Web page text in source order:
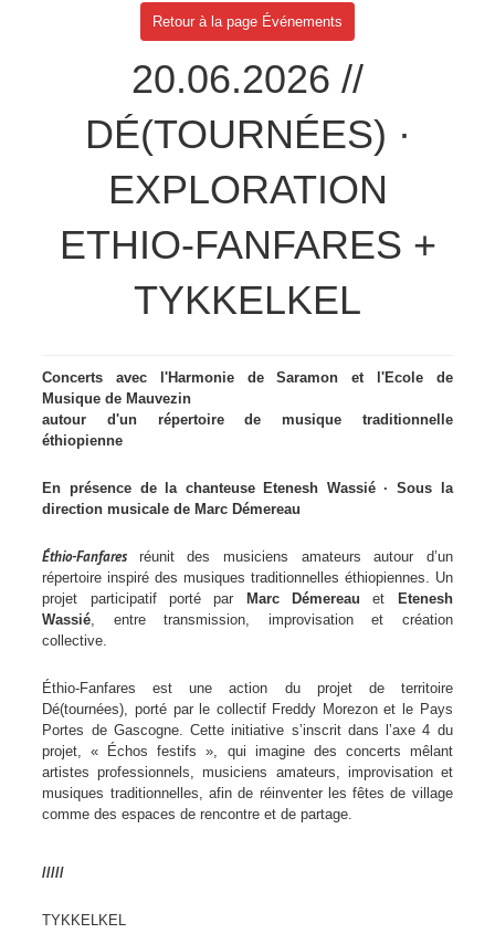
Retour à la page Événements
20.06.2026 //
DÉ(TOURNÉES) ·
EXPLORATION
ETHIO-FANFARES +
TYKKELKEL
Concerts avec l'Harmonie de Saramon et l'Ecole de
Musique de Mauvezin
autour d'un répertoire de musique traditionnelle
éthiopienne
En présence de la chanteuse Etenesh Wassié ·Sous la
direction musicale de Marc Démereau
Éthio-Fanfares réunit des musiciens amateurs autour d’un
répertoire inspiré des musiques traditionnelles éthiopiennes. Un
projet participatif porté par
Marc Démereau et
Etenesh
Wassié , entre transmission, improvisation et création
collective.
Éthio-Fanfares est une action du projet de territoire
Dé(tournées), porté par le collectif Freddy Morezon et le Pays
Portes de Gascogne. Cette initiative s’inscrit dans l’axe 4 du
projet, « Échos festifs », qui imagine des concerts mêlant
artistes professionnels, musiciens amateurs, improvisation et
musiques traditionnelles, afin de réinventer les fêtes de village
comme des espaces de rencontre et de partage.
/////
TYKKELKEL